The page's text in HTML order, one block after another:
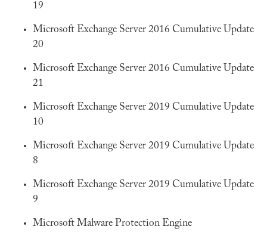
19
Microsoft Exchange Server 2016 Cumulative Update
20
Microsoft Exchange Server 2016 Cumulative Update
21
Microsoft Exchange Server 2019 Cumulative Update
10
Microsoft Exchange Server 2019 Cumulative Update
8
Microsoft Exchange Server 2019 Cumulative Update
9
Microsoft Malware Protection Engine